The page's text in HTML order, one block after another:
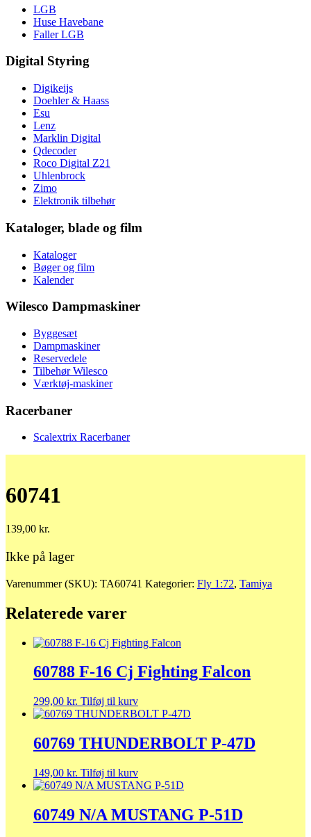
LGB
Huse Havebane
Faller LGB
Digital Styring
Digikeijs
Doehler & Haass
Esu
Lenz
Marklin Digital
Qdecoder
Roco Digital Z21
Uhlenbrock
Zimo
Elektronik tilbehør
Kataloger, blade og film
Kataloger
Bøger og film
Kalender
Wilesco Dampmaskiner
Byggesæt
Dampmaskiner
Reservedele
Tilbehør Wilesco
Værktøj-maskiner
Racerbaner
Scalextrix Racerbaner
60741
139,00 kr.
Ikke på lager
Varenummer (SKU): TA60741 Kategorier: Fly 1:72, Tamiya
Relaterede varer
60788 F-16 Cj Fighting Falcon
299,00 kr. Tilføj til kurv
60769 THUNDERBOLT P-47D
149,00 kr. Tilføj til kurv
60749 N/A MUSTANG P-51D